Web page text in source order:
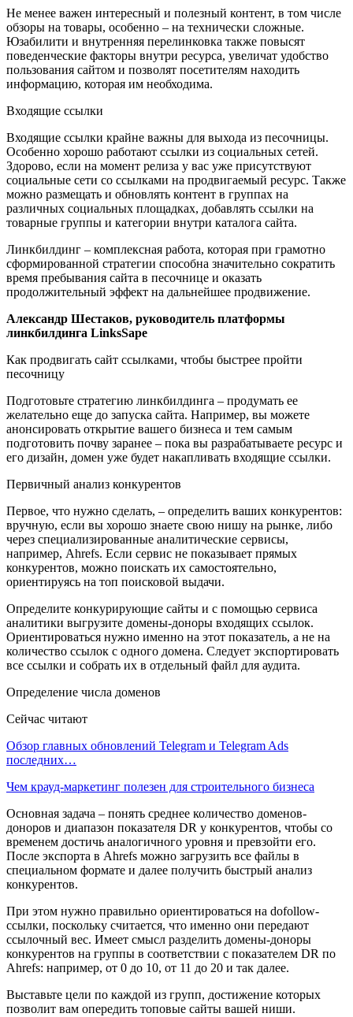
Не менее важен интересный и полезный контент, в том числе
обзоры на товары, особенно – на технически сложные.
Юзабилити и внутренняя перелинковка также повысят
поведенческие факторы внутри ресурса, увеличат удобство
пользования сайтом и позволят посетителям находить
информацию, которая им необходима.
Входящие ссылки
Входящие ссылки крайне важны для выхода из песочницы.
Особенно хорошо работают ссылки из социальных сетей.
Здорово, если на момент релиза у вас уже присутствуют
социальные сети со ссылками на продвигаемый ресурс. Также
можно размещать и обновлять контент в группах на
различных социальных площадках, добавлять ссылки на
товарные группы и категории внутри каталога сайта.
Линкбилдинг – комплексная работа, которая при грамотно
сформированной стратегии способна значительно сократить
время пребывания сайта в песочнице и оказать
продолжительный эффект на дальнейшее продвижение.
Александр Шестаков, руководитель платформы
линкбилдинга LinksSape
Как продвигать сайт ссылками, чтобы быстрее пройти
песочницу
Подготовьте стратегию линкбилдинга – продумать ее
желательно еще до запуска сайта. Например, вы можете
анонсировать открытие вашего бизнеса и тем самым
подготовить почву заранее – пока вы разрабатываете ресурс и
его дизайн, домен уже будет накапливать входящие ссылки.
Первичный анализ конкурентов
Первое, что нужно сделать, – определить ваших конкурентов:
вручную, если вы хорошо знаете свою нишу на рынке, либо
через специализированные аналитические сервисы,
например, Ahrefs. Если сервис не показывает прямых
конкурентов, можно поискать их самостоятельно,
ориентируясь на топ поисковой выдачи.
Определите конкурирующие сайты и с помощью сервиса
аналитики выгрузите домены-доноры входящих ссылок.
Ориентироваться нужно именно на этот показатель, а не на
количество ссылок с одного домена. Следует экспортировать
все ссылки и собрать их в отдельный файл для аудита.
Определение числа доменов
Сейчас читают
Обзор главных обновлений Telegram и Telegram Ads
последних…
Чем крауд-маркетинг полезен для строительного бизнеса
Основная задача – понять среднее количество доменов-
доноров и диапазон показателя DR у конкурентов, чтобы со
временем достичь аналогичного уровня и превзойти его.
После экспорта в Ahrefs можно загрузить все файлы в
специальном формате и далее получить быстрый анализ
конкурентов.
При этом нужно правильно ориентироваться на dofollow-
ссылки, поскольку считается, что именно они передают
ссылочный вес. Имеет смысл разделить домены-доноры
конкурентов на группы в соответствии с показателем DR по
Ahrefs: например, от 0 до 10, от 11 до 20 и так далее.
Выставьте цели по каждой из групп, достижение которых
позволит вам опередить топовые сайты вашей ниши.